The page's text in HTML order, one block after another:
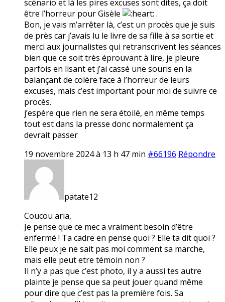
scénario et là les pires excuses sont dites, ça doit
être l’horreur pour Gisèle
.
Bon, je vais m’arrêter là, c’est un procès que je suis
de près car j’avais lu le livre de sa fille à sa sortie et
merci aux journalistes qui retranscrivent les séances
bien que ce soit très éprouvant à lire, je pleure
parfois en lisant et j’ai cassé une souris en la
balançant de colère face à l’horreur de leurs
excuses, mais c’est important pour moi de suivre ce
procès.
j’espère que rien ne sera étoilé, en même temps
tout est dans la presse donc normalement ça
devrait passer
19 novembre 2024 à 13 h 47 min #66196 Répondre
patate12
Coucou aria,
Je pense que ce mec a vraiment besoin d’être
enfermé ! Ta cadre en pense quoi ? Elle ta dit quoi ?
Elle peux je ne sait pas moi comment sa marche,
mais elle peut etre témoin non ?
Il n’y a pas que c’est photo, il y a aussi tes autre
plainte je pense que sa peut jouer quand même
pour dire que c’est pas la première fois. Sa